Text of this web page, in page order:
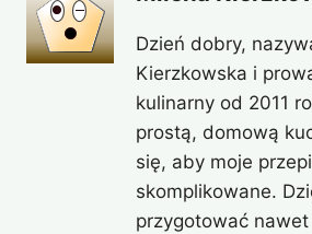
Dzień dobry,
Kierzkowska i
kulinarny od 2011
prostą, domową
się, aby moje
skomplikowane.
przygotować